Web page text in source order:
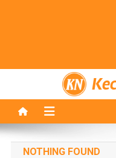
NOTHING FOUND